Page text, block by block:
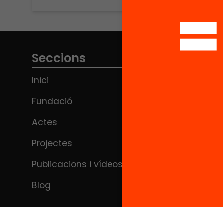
Seccions
Inici
Fundació
Actes
Projectes
Publicacions i vídeos
Blog